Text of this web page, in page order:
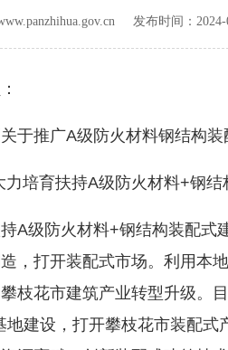
发布时间：
推广A级防火材料钢结构装
育扶持A级防火材料+钢结
级防火材料+钢结构装配式
，打开装配式市场。利用本
枝花市建筑产业转型升级。
地建设，打开攀枝花市装配